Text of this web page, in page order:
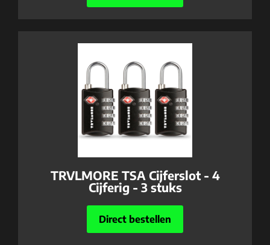
TRVLMORE TSA Cijferslot - 4
Cijferig - 3 stuks
Direct bestellen